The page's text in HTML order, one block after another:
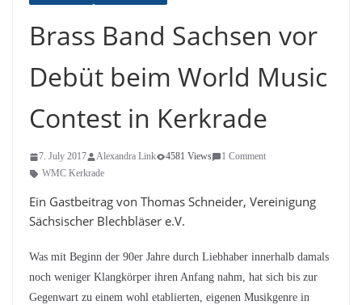
Brass Band Sachsen vor
Debüt beim World Music
Contest in Kerkrade
7. July 2017 Alexandra Link 4581 Views
1 Comment
WMC Kerkrade
Ein Gastbeitrag von Thomas Schneider, Vereinigung
Sächsischer Blechbläser e.V.
Was mit Beginn der 90er Jahre durch Liebhaber innerhalb damals
noch weniger Klangkörper ihren Anfang nahm, hat sich bis zur
Gegenwart zu einem wohl etablierten, eigenen Musikgenre in